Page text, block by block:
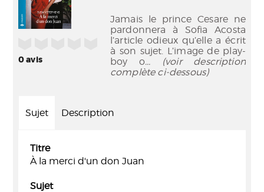
0avis
Jamais le prince Cesare ne
pardonnera à Sofia Acosta
l’article odieux qu’elle a écrit
à son sujet. L’image de play-
boy o... (voir description
complète ci-dessous)
Sujet Description
Titre
À la merci d'un don Juan
Sujet